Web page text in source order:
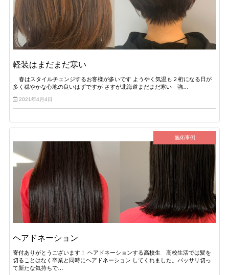
軽装はまだまだ寒い
春はスタイルチェンジするお客様が多いです ようやく気温も２桁になる日が
多く穏やかな心地の良いはずですが さすが北海道まだまだ寒い 強…
2021年4月4日
施術事例
ヘアドネーション
寄付ありがとうございます！ ヘアドネーションする高校生 高校生活では髪を
切ることはなく卒業と同時にヘアドネーション してくれました。バッサリ切っ
て新たな気持ちで…